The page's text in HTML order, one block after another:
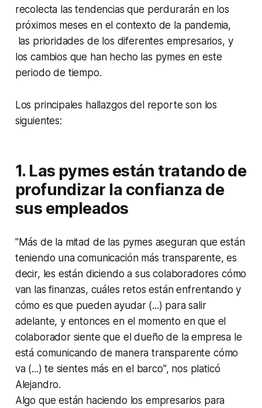
recolecta las tendencias que perdurarán en los
próximos meses en el contexto de la pandemia,
las prioridades de los diferentes empresarios, y
los cambios que han hecho las pymes en este
periodo de tiempo.
Los principales hallazgos del reporte son los
siguientes:
1. Las pymes están tratando de
profundizar la confianza de
sus empleados
"Más de la mitad de las pymes aseguran que están
teniendo una comunicación más transparente, es
decir, les están diciendo a sus colaboradores cómo
van las finanzas, cuáles retos están enfrentando y
cómo es que pueden ayudar (...) para salir
adelante, y entonces en el momento en que el
colaborador siente que el dueño de la empresa le
está comunicando de manera transparente cómo
va (...) te sientes más en el barco", nos platicó
Alejandro.
Algo que están haciendo los empresarios para